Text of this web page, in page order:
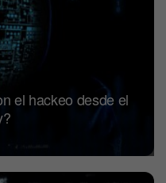
el hackeo desde el